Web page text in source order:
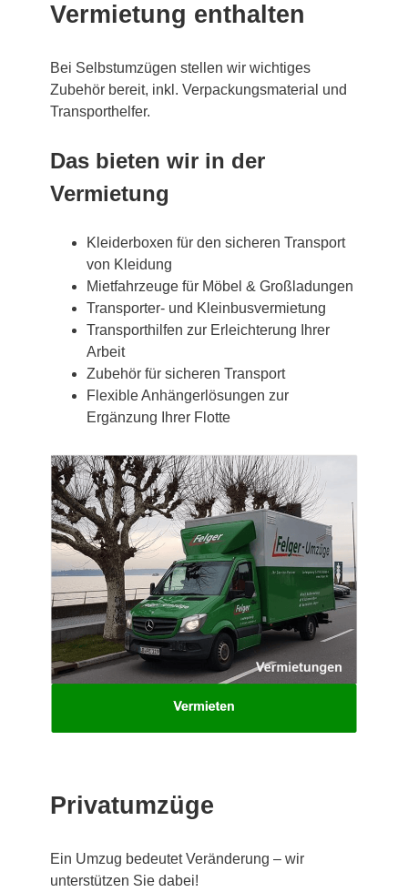
Vermietung enthalten
Bei Selbstumzügen stellen wir wichtiges
Zubehör bereit, inkl. Verpackungsmaterial und
Transporthelfer.
Das bieten wir in der
Vermietung
Kleiderboxen für den sicheren Transport
von Kleidung
Mietfahrzeuge für Möbel & Großladungen
Transporter- und Kleinbusvermietung
Transporthilfen zur Erleichterung Ihrer
Arbeit
Zubehör für sicheren Transport
Flexible Anhängerlösungen zur
Ergänzung Ihrer Flotte
Privatumzüge
Ein Umzug bedeutet Veränderung – wir
unterstützen Sie dabei!